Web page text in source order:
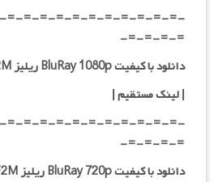
=-=-=-=-=-=-=-=-=-=-=-
=-=-=-=-
دانلود با کیفیت BluRay 1080p ریلیز F2M
|لینک مستقیم|
=-=-=-=-=-=-=-=-=-=-=-
=-=-=-=-
دانلود با کیفیت BluRay 720p ریلیز F2M